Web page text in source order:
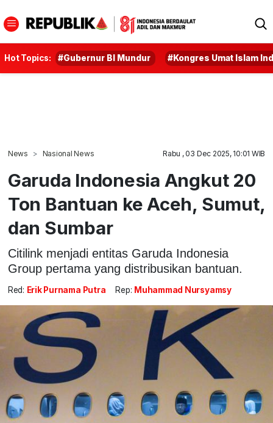
Hot Topics: #Gubernur BI Mundur #Kongres Umat Islam
News Nasional News Rabu , 03 Dec 2025, 10:01 WIB
Garuda Indonesia Angkut 20
Ton Bantuan ke Aceh, Sumut,
dan Sumbar
Citilink menjadi entitas Garuda Indonesia
Group pertama yang distribusikan bantuan.
Red: Erik Purnama Putra Rep: Muhammad Nursyamsy